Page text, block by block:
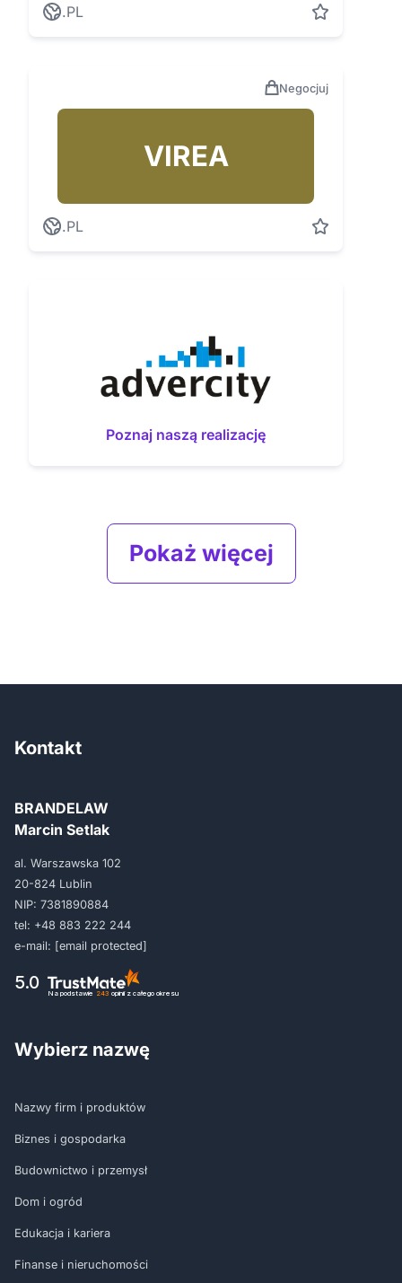
.PL
Negocjuj
VIREA
.PL
Poznaj naszą realizację
Pokaż więcej
Kontakt
BRANDELAW
Marcin Setlak
al. Warszawska 102
20-824 Lublin
NIP: 7381890884
tel: +48 883 222 244
e-mail: [email protected]
5.0
Na podstawie 243 opinii z całego okresu
Wybierz nazwę
Nazwy firm i produktów
Biznes i gospodarka
Budownictwo i przemysł
Dom i ogród
Edukacja i kariera
Finanse i nieruchomości